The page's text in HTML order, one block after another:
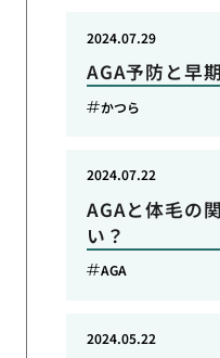
AGA予防と早
2024.07.29
かつら
AGAと体毛の
い？
2024.07.22
AGA
2024.05.22